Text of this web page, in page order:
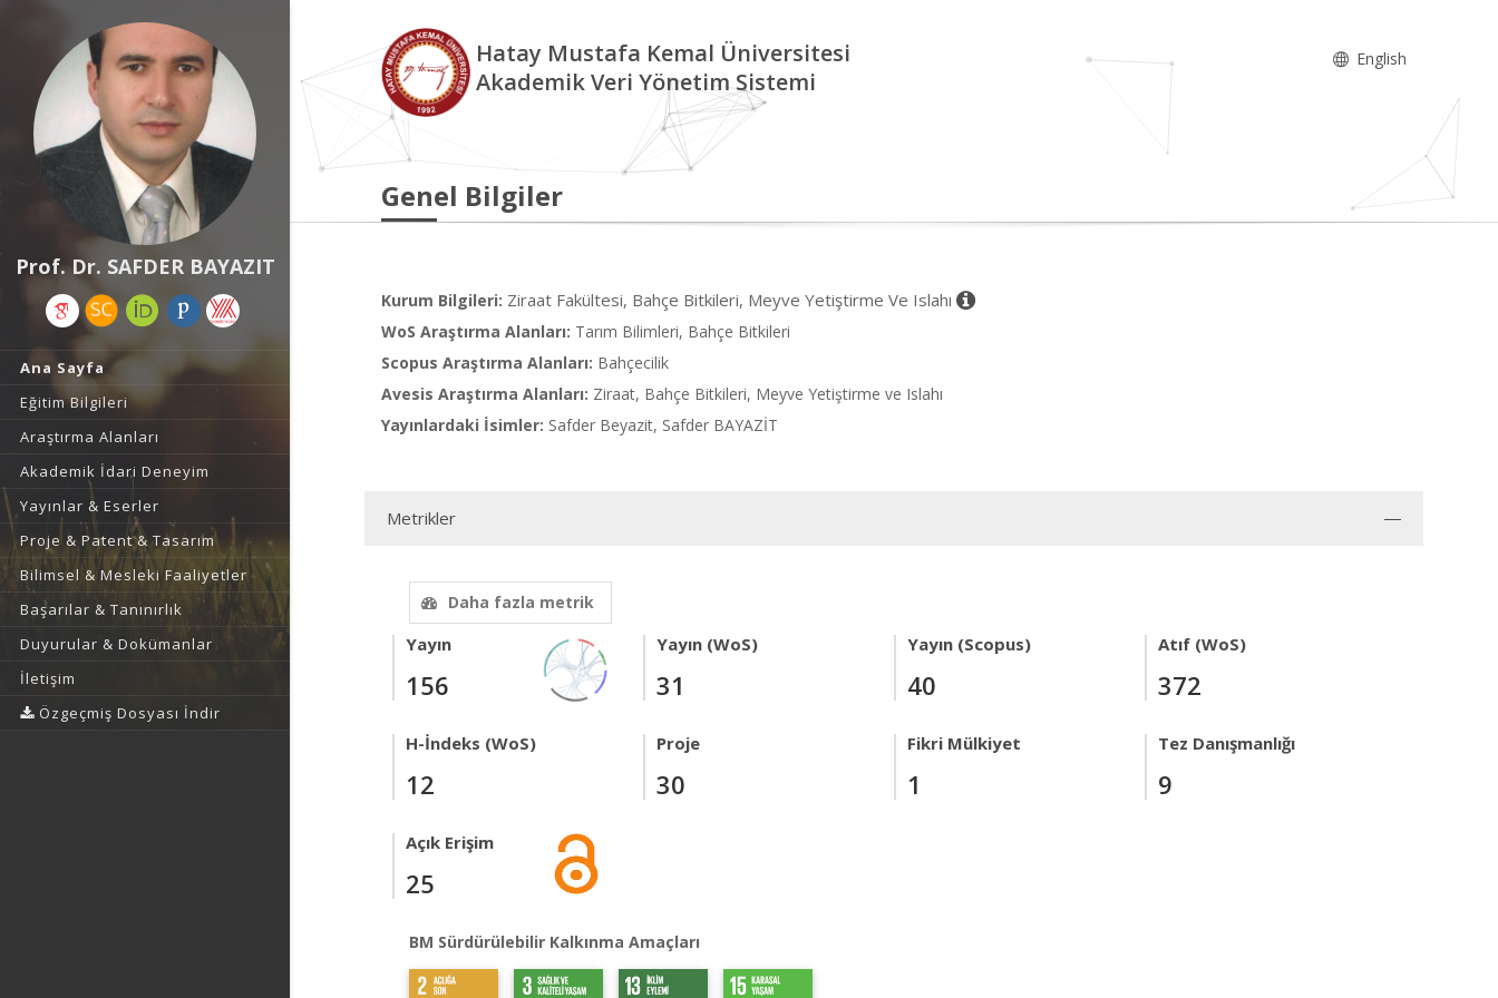
Prof. Dr. SAFDER BAYAZIT
Ana Sayfa
Eğitim Bilgileri
Araştırma Alanları
Akademik İdari Deneyim
Yayınlar & Eserler
Proje & Patent & Tasarım
Bilimsel & Mesleki Faaliyetler
Başarılar & Tanınırlık
Duyurular & Dokümanlar
İletişim
Özgeçmiş Dosyası İndir
Hatay Mustafa Kemal Üniversitesi
Akademik Veri Yönetim Sistemi
English
Genel Bilgiler
Kurum Bilgileri: Ziraat Fakültesi, Bahçe Bitkileri, Meyve Yetiştirme Ve Islahı
WoS Araştırma Alanları: Tarım Bilimleri, Bahçe Bitkileri
Scopus Araştırma Alanları: Bahçecilik
Avesis Araştırma Alanları: Ziraat, Bahçe Bitkileri, Meyve Yetiştirme ve Islahı
Yayınlardaki İsimler: Safder Beyazit, Safder BAYAZİT
Metrikler
Daha fazla metrik
Yayın
156
Yayın (WoS)
31
Yayın (Scopus)
40
Atıf (WoS)
372
H-İndeks (WoS)
12
Proje
30
Fikri Mülkiyet
1
Tez Danışmanlığı
9
Açık Erişim
25
BM Sürdürülebilir Kalkınma Amaçları